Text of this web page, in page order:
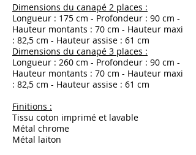
Dimensions du canapé 2 places :
Longueur : 175 cm - Profondeur : 90 cm -
Hauteur montants : 70 cm - Hauteur maxi
: 82,5 cm - Hauteur assise : 61 cm
Dimensions du canapé 3 places :
Longueur : 260 cm - Profondeur : 90 cm -
Hauteur montants : 70 cm - Hauteur maxi
: 82,5 cm - Hauteur assise : 61 cm
Finitions :
Tissu coton imprimé et lavable
Métal chrome
Métal laiton